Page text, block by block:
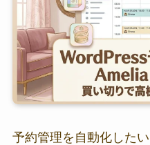
予約管理を自動化した